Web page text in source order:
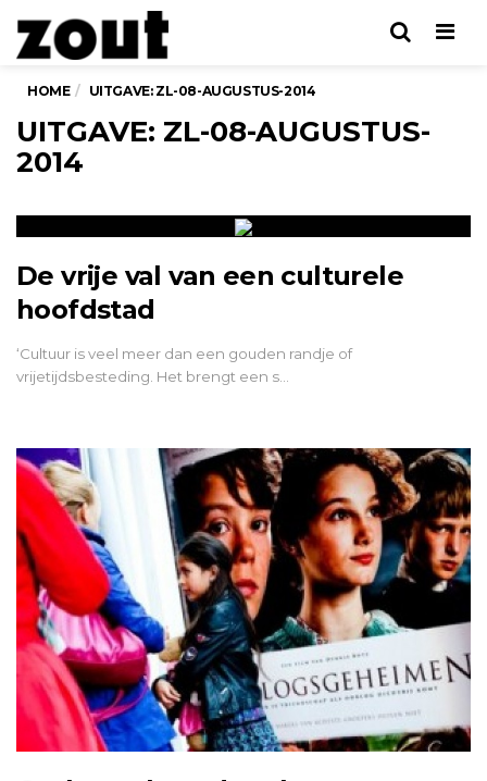
HOME UITGAVE: ZL-08-AUGUSTUS-2014
UITGAVE: ZL-08-AUGUSTUS-
2014
De vrije val van een culturele
hoofdstad
‘Cultuur is veel meer dan een gouden randje of
vrijetijdsbesteding. Het brengt een s…